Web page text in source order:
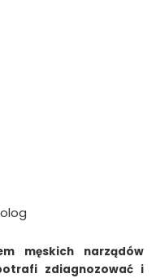
męskich narządów
zdiagnozować i